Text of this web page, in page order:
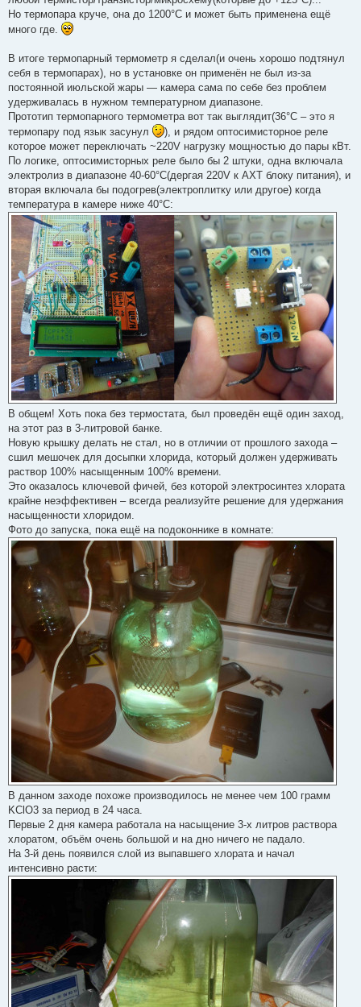
Но термопара круче, она до 1200°С и может быть применена ещё
много где.
В итоге термопарный термометр я сделал(и очень хорошо подтянул
себя в термопарах), но в установке он применён не был из-за
постоянной июльской жары — камера сама по себе без проблем
удерживалась в нужном температурном диапазоне.
Прототип термопарного термометра вот так выглядит(36°С – это я
термопару под язык засунул
), и рядом оптосимисторное реле
которое может переключать ~220V нагрузку мощностью до пары кВт.
По логике, оптосимисторных реле было бы 2 штуки, одна включала
электролиз в диапазоне 40-60°С(дергая 220V к AXT блоку питания), и
вторая включала бы подогрев(электроплитку или другое) когда
температура в камере ниже 40°С:
В общем! Хоть пока без термостата, был проведён ещё один заход,
на этот раз в 3-литровой банке.
Новую крышку делать не стал, но в отличии от прошлого захода –
сшил мешочек для досыпки хлорида, который должен удерживать
раствор 100% насыщенным 100% времени.
Это оказалось ключевой фичей, без которой электросинтез хлората
крайне неэффективен – всегда реализуйте решение для удержания
насыщенности хлоридом.
Фото до запуска, пока ещё на подоконнике в комнате:
В данном заходе похоже производилось не менее чем 100 грамм
KClO3 за период в 24 часа.
Первые 2 дня камера работала на насыщение 3-х литров раствора
хлоратом, объём очень большой и на дно ничего не падало.
На 3-й день появился слой из выпавшего хлората и начал
интенсивно расти: